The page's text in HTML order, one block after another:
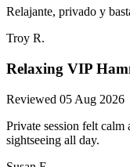
Relajante, privado y
Troy R.
Relaxing VIP
Reviewed 05 Aug 2026
Private session felt
sightseeing all day.